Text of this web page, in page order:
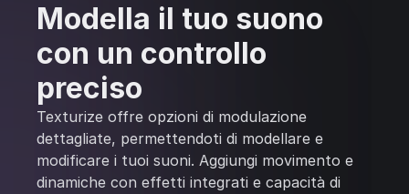
Modella il tuo suono
con un controllo
preciso
Texturize offre opzioni di modulazione
dettagliate, permettendoti di modellare e
modificare i tuoi suoni. Aggiungi movimento e
dinamiche con effetti integrati e capacità di